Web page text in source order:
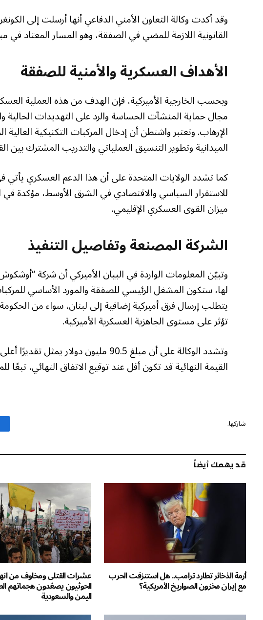
وقد أكدت وكالة التعاون الأمني الدفاعي أنها أرسلت إلى
القانونية اللازمة للمضي في الصفقة، وهو المسار المعتاد في
الأهداف العسكرية والأمنية للصفقة
وبحسب الخارجية الأميركية، فإن الهدف من هذه العملية
مجال حماية المنشآت الحساسة والرد على التهديدات الحالية
الإرهاب. وتعتبر واشنطن أن إدخال المركبات التكتيكية
الميدانية وتطوير التنسيق العملياتي والتدريب المشترك بين
كما تشدد الولايات المتحدة على أن هذا الدعم العسكري
للاستقرار السياسي والاقتصادي في الشرق الأوسط، مؤكدة
ميزان القوى العسكري الإقليمي.
الشركة المصنعة وتفاصيل التنفيذ
وتبيّن المعلومات الواردة في البيان الأميركي أن شركة
لها، ستكون المشغل الرئيسي للصفقة والمورد الأساسي
يتطلب إرسال فرق أميركية إضافية إلى لبنان، سواء من
تؤثر على مستوى الجاهزية العسكرية الأميركية.
وتشدد الوكالة على أن مبلغ 90.5 مليون
القيمة النهائية قد تكون أقل عند توقيع الاتفاق النهائي، تبعًا
شاركها.
قد يهمك أيضاً
أزمة الذخائر تطارد ترامب.. هل استنزفت الحرب
مع إيران مخزون الصواريخ الأمريكية؟
عشرات القتلى ومخاوف من
الحوثيون يصعّدون هجماتهم
اليمن والسعودية